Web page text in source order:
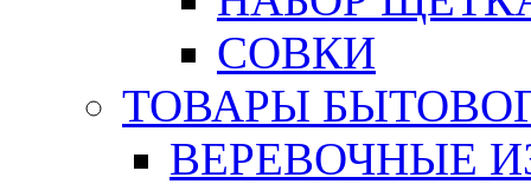
СОВКИ
ТОВАРЫ
ВЕРЕВОЧНЫЕ